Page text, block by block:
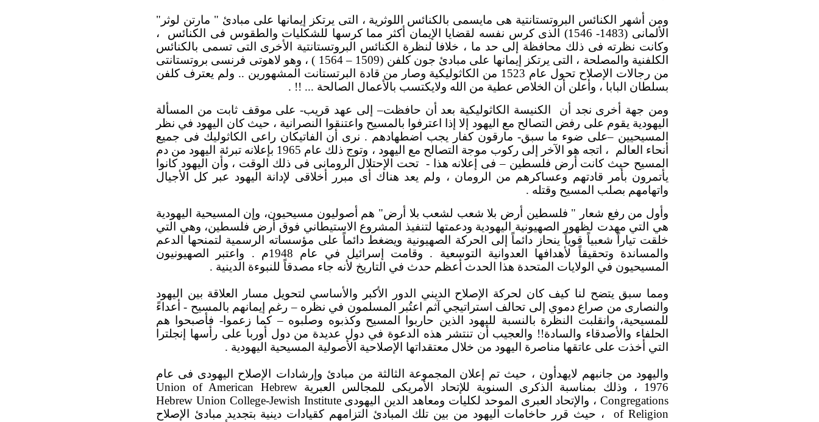
ومن أشهر الكنائس البروتستانتية هى مايسمى بالكنائس اللوثرية ، التى يرتكز إيمانها على مبادئ " مارتن لوثر"
الألمانى (1483- 1546) الذى كرس نفسه لقضايا الإيمان أكثر مما كرسها للشكليات والطقوس فى الكنائس
،
وكانت نظرته فى ذلك محافظة إلى حد ما ، خلافا لنظرة الكنائس البروتستانتية الأخرى التى تسمى بالكنائس
الكلفنية والمصلحة ، التى يرتكز إيمانها على مبادئ جون كلفن (1509 – 1564 ) ، وهو لاهوتى فرنسى بروتستانتى
من رجالات الإصلاح تحول عام 1523 من الكاثوليكية وصار من قادة البرتستانت المشهورين .. ولم يعترف كلفن
بسلطان البابا ، وأعلن أن الخلاص عطية من الله ولايكتسب بالأعمال الصالحة ... !! .
ومن جهة أخرى نجد أن
الكنيسة الكاثوليكية بعد أن حافظت– إلى عهد قريب- على موقف ثابت من المسألة
اليهودية يقوم على رفض التصالح مع اليهود إلا إذا اعترفوا بالمسيح واعتنقوا النصرانية ، حيث كان اليهود في نظر
المسيحيين –على ضوء ما سبق- مارقون كفار يجب اضطهادهم . نرى أن الفاتيكان راعى الكاثوليك فى جميع
أنحاء العالم
،
اتجه هو الآخر إلى ركوب موجة التصالح مع اليهود ، وتوج ذلك عام 1965 بإعلانه تبرئة اليهود من دم
المسيح حيث كانت أرض فلسطين – فى إعلانه هذا - تحت الإحتلال الرومانى فى ذلك الوقت ، وأن اليهود كانوا
يأتمرون بأمر قادتهم وعساكرهم من الرومان ، ولم يعد هناك أى مبرر أخلاقى لإدانة اليهود عبر كل الأجيال
واتهامهم بصلب المسيح وقتله .
وأول من رفع شعار " فلسطين أرض بلا شعب لشعب بلا أرض" هم أصوليون مسيحيون، وإن المسيحية اليهودية
هي التي مهدت لظهور الصهيونية اليهودية ودعمتها لتنفيذ المشروع الاستيطاني فوق أرض فلسطين، وهي التي
خلقت تياراً شعبياً قوياً ينحاز دائماً إلى الحركة الصهيونية ويضغط دائماً على مؤسساته الرسمية لتمنحها الدعم
والمساندة وتحقيقاً لأهدافها العدوانية التوسعية . وقامت إسرائيل في عام 1948م . واعتبر الصهيونيون
المسيحيون في الولايات المتحدة هذا الحدث أعظم حدث في التاريخ لأنه جاء مصدقاً للنبوءة الدينية .
ومما سبق يتضح لنا كيف كان لحركة الإصلاح الديني الدور الأكبر والأساسي لتحويل مسار العلاقة بين اليهود
والنصارى من صراع دموي إلى تحالف استراتيجي آثم اعتُبر المسلمون في نظره – رغم إيمانهم بالمسيح - أعداءً
للمسيحية، وانقلبت النظرة بالنسبة لليهود الذين حاربوا المسيح وكذبوه وصلبوه – كما زعموا- فأصبحوا هم
الحلفاء والأصدقاء والسادة!! والعجيب أن تنتشر هذه الدعوة في دول عديدة من دول أوربا على رأسها إنجلترا
التي أخذت على عاتقها مناصرة اليهود من خلال معتقداتها الإصلاحية الأصولية المسيحية اليهودية .
واليهود من جانبهم لايهدأون ، حيث تم إعلان المجموعة الثالثة من مبادئ وإرشادات الإصلاح اليهودى فى عام
1976 ، وذلك بمناسبة الذكرى السنوية للإتحاد الأمريكى للمجالس العبرية
Union of American Hebrew
Congregations ، والإتحاد العبرى الموحد لكليات ومعاهد الدين اليهودىHebrew Union College-Jewish Institute
of Religion
، حيث قرر حاخامات اليهود من بين تلك المبادئ التزامهم كقيادات دينية بتجديد مبادئ الإصلاح